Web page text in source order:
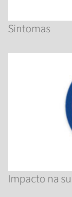
Sintomas
Impacto na